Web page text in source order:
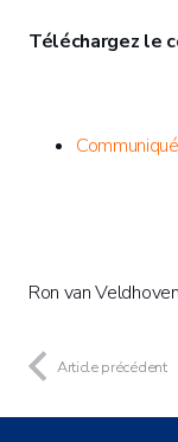
Téléchargez le
Ron van
Article précédent